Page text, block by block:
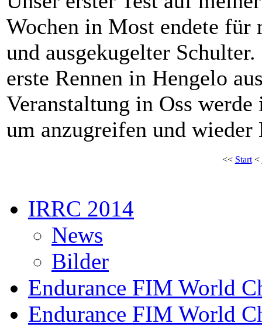
Wochen in Most endete
und ausgekugelter
erste Rennen in Hengelo
Veranstaltung in Oss
um anzugreifen und wieder
<< Start<
IRRC 2014
News
Bilder
Endurance FIM World
Endurance FIM World